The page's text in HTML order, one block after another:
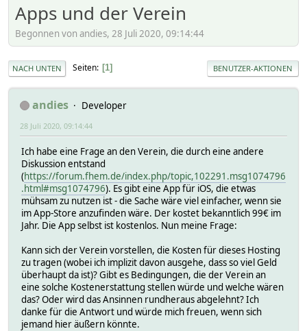
Apps und der Verein
Begonnen von andies, 28 Juli 2020, 09:14:44
NACH UNTEN Seiten 1 BENUTZER-AKTIONEN
andies Developer
28 Juli 2020, 09:14:44
Ich habe eine Frage an den Verein, die durch eine andere
Diskussion entstand
(https://forum.fhem.de/index.php/topic,102291.msg1074796
.html#msg1074796). Es gibt eine App für iOS, die etwas
mühsam zu nutzen ist - die Sache wäre viel einfacher, wenn sie
im App-Store anzufinden wäre. Der kostet bekanntlich 99€ im
Jahr. Die App selbst ist kostenlos. Nun meine Frage:
Kann sich der Verein vorstellen, die Kosten für dieses Hosting
zu tragen (wobei ich implizit davon ausgehe, dass so viel Geld
überhaupt da ist)? Gibt es Bedingungen, die der Verein an
eine solche Kostenerstattung stellen würde und welche wären
das? Oder wird das Ansinnen rundheraus abgelehnt? Ich
danke für die Antwort und würde mich freuen, wenn sich
jemand hier äußern könnte.